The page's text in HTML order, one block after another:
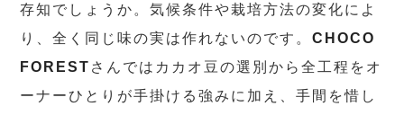
存知でしょうか。気候条件や栽培方法の変化によ
り、全く同じ味の実は作れないのです。CHOCO
FOREST さんではカカオ豆の選別から全工程をオ
ーナーひとりが手掛ける強みに加え、手間を惜し